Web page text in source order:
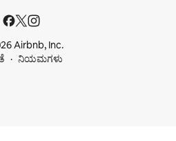
Airbnb, Inc.
ನಿಯಮಗಳು